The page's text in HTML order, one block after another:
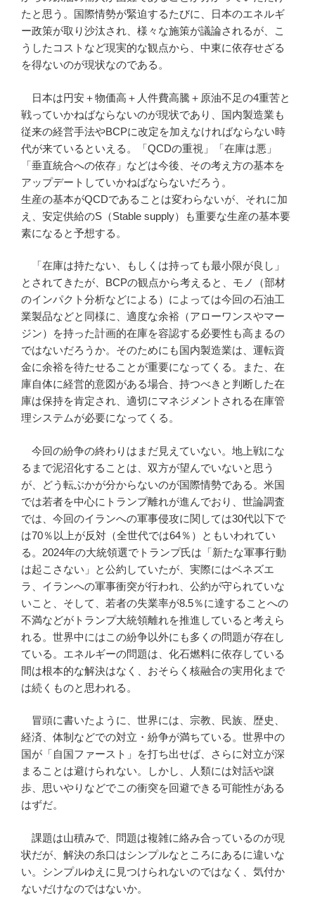
たと思う。国際情勢が緊迫するたびに、日本のエネルギ
ー政策が取り沙汰され、様々な施策が議論されるが、こ
うしたコストなど現実的な観点から、中東に依存せざる
を得ないのが現状なのである。
日本は円安＋物価高＋人件費高騰＋原油不足の4重苦と
戦っていかねばならないのが現状であり、国内製造業も
従来の経営手法やBCPに改定を加えなければならない時
代が来ているといえる。「QCDの重視」「在庫は悪」
「垂直統合への依存」などは今後、その考え方の基本を
アップデートしていかねばならないだろう。
生産の基本がQCDであることは変わらないが、それに加
え、安定供給のS（Stable supply）も重要な生産の基本要
素になると予想する。
「在庫は持たない、もしくは持っても最小限が良し」
とされてきたが、BCPの観点から考えると、モノ（部材
のインパクト分析などによる）によっては今回の石油工
業製品などと同様に、適度な余裕（アローワンスやマー
ジン）を持った計画的在庫を容認する必要性も高まるの
ではないだろうか。そのためにも国内製造業は、運転資
金に余裕を待たせることが重要になってくる。また、在
庫自体に経営的意図がある場合、持つべきと判断した在
庫は保持を肯定され、適切にマネジメントされる在庫管
理システムが必要になってくる。
今回の紛争の終わりはまだ見えていない。地上戦にな
るまで泥沼化することは、双方が望んでいないと思う
が、どう転ぶかが分からないのが国際情勢である。米国
では若者を中心にトランプ離れが進んでおり、世論調査
では、今回のイランへの軍事侵攻に関しては30代以下で
は70％以上が反対（全世代では64％）ともいわれてい
る。2024年の大統領選でトランプ氏は「新たな軍事行動
は起こさない」と公約していたが、実際にはベネズエ
ラ、イランへの軍事衝突が行われ、公約が守られていな
いこと、そして、若者の失業率が8.5％に達することへの
不満などがトランプ大統領離れを推進していると考えら
れる。世界中にはこの紛争以外にも多くの問題が存在し
ている。エネルギーの問題は、化石燃料に依存している
間は根本的な解決はなく、おそらく核融合の実用化まで
は続くものと思われる。
冒頭に書いたように、世界には、宗教、民族、歴史、
経済、体制などでの対立・紛争が満ちている。世界中の
国が「自国ファースト」を打ち出せば、さらに対立が深
まることは避けられない。しかし、人類には対話や譲
歩、思いやりなどでこの衝突を回避できる可能性がある
はずだ。
課題は山積みで、問題は複雑に絡み合っているのが現
状だが、解決の糸口はシンプルなところにあるに違いな
い。シンプルゆえに見つけられないのではなく、気付か
ないだけなのではないか。